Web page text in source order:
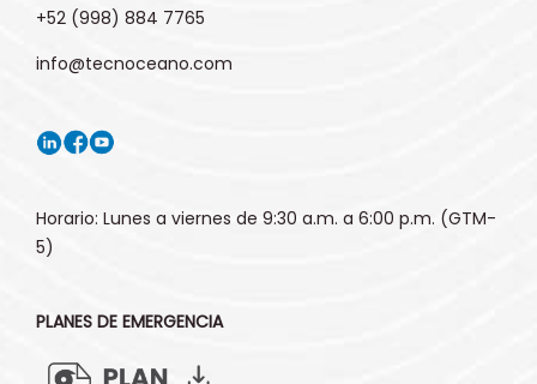
+52 (998) 884 7765
info@tecnoceano.com
Horario: Lunes a viernes de 9:30 a.m. a 6:00 p.m. (GTM-
5)
PLANES DE EMERGENCIA